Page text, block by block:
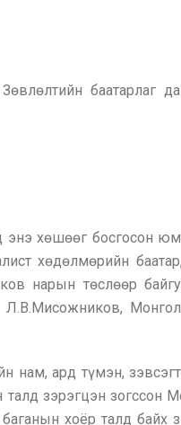
баатарлаг
энэ хөшөөг босгосон
хөдөлмөрийн
нарын төслөөр
Л.В.Мисожников,
нам, ард түмэн,
зэрэгцэн зогссон
хоёр талд